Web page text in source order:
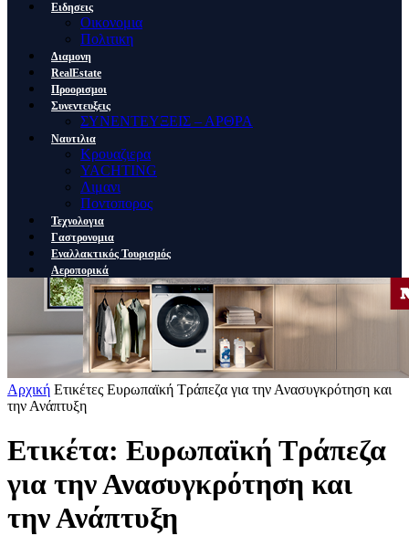
Ειδησεις
Οικονομια
Πολιτικη
Διαμονη
RealEstate
Προορισμοι
Συνεντευξεις
ΣΥΝΕΝΤΕΥΞΕΙΣ – ΑΡΘΡΑ
Ναυτιλια
Κρουαζιερα
YACHTING
Λιμανι
Ποντοπορος
Τεχνολογια
Γαστρονομια
Εναλλακτικός Τουρισμός
Αεροπορικά
Αρχική Ετικέτες Ευρωπαϊκή Τράπεζα για την Ανασυγκρότηση και
την Ανάπτυξη
Ετικέτα: Ευρωπαϊκή Τράπεζα
για την Ανασυγκρότηση και
την Ανάπτυξη